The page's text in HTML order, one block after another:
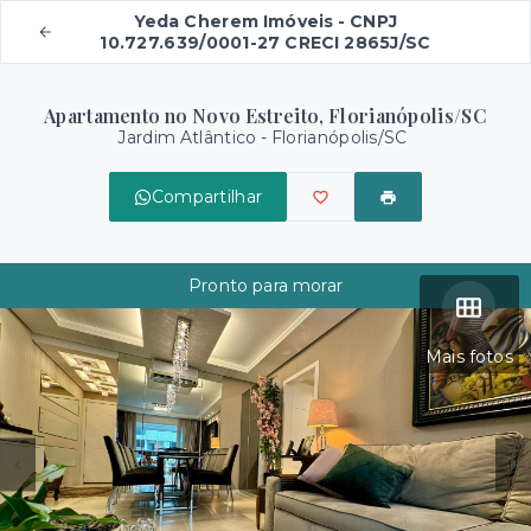
Yeda Cherem Imóveis - CNPJ
10.727.639/0001-27 CRECI 2865J/SC
Apartamento no Novo Estreito, Florianópolis/SC
Jardim Atlântico - Florianópolis/SC
Compartilhar
Mais fotos
Pronto para morar